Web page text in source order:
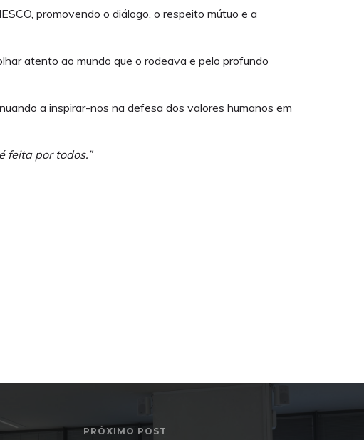
promovendo o diálogo, o respeito mútuo e a
atento ao mundo que o rodeava e pelo profundo
a inspirar-nos na defesa dos valores humanos em
feita por todos.”
PRÓXIMO POST